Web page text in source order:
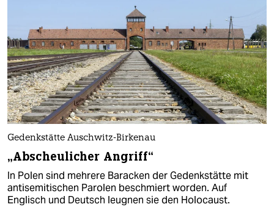
Gedenkstätte Auschwitz-Birkenau
„Abscheulicher Angriff“
In Polen sind mehrere Baracken der Gedenkstätte mit
antisemitischen Parolen beschmiert worden. Auf
Englisch und Deutsch leugnen sie den Holocaust.